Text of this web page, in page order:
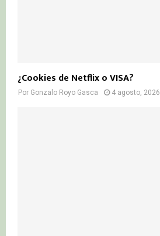
¿Cookies de Netflix o VISA?
Por Gonzalo Royo Gasca 4 agosto, 2026